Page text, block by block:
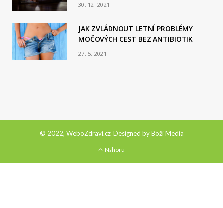
30. 12. 2021
JAK ZVLÁDNOUT LETNÍ PROBLÉMY
MOČOVÝCH CEST BEZ ANTIBIOTIK
27. 5. 2021
© 2022, WeboZdraví.cz, Designed byBoží Media
Nahoru